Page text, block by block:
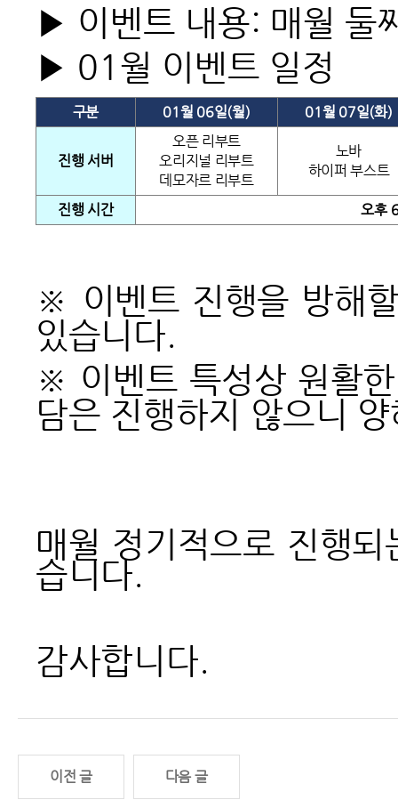
▶ 이벤트 내용: 매월 둘
▶ 01월 이벤트 일정
구분 01월 06일(월) 01월 07일(화)
진행 서버
오픈 리부트
오리지널 리부트
데모자르 리부트
노바
하이퍼 부스트
진행 시간 오후
※ 이벤트 진행을 방해
있습니다.
※ 이벤트 특성상 원활
담은 진행하지 않으니
매월 정기적으로 진행
습니다.
감사합니다.
이전 글 다음 글